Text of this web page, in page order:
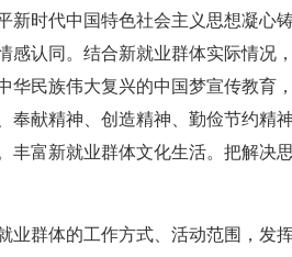
时代中国特色社会主义思想凝心
感认同。结合新就业群体实际情况
华民族伟大复兴的中国梦宣传教育
奉献精神、创造精神、勤俭节约精
丰富新就业群体文化生活。把解决
群体的工作方式、活动范围，发挥